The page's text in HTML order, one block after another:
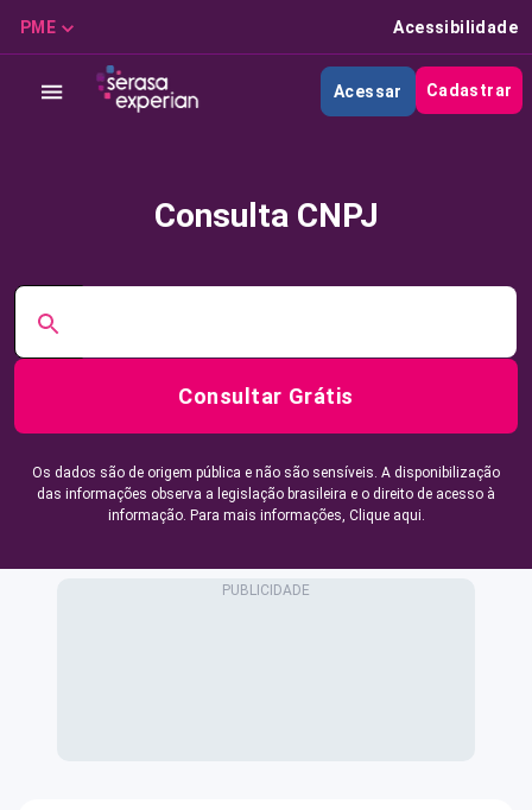
PME Acessibilidade
Acessar Cadastrar
Consulta CNPJ
Consultar Grátis
Os dados são de origem pública e não são sensíveis. A disponibilização
das informações observa a legislação brasileira e o direito de acesso à
informação. Para mais informações, Clique aqui.